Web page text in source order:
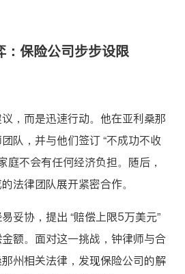
：保险公司步步设限
，而是迅速行动。他在亚利桑那
队，并与他们签订 “不成功不收
庭不会有任何经济负担。随后，
法律团队展开紧密合作。
妥协，提出 “赔偿上限5万美元”
额。面对这一挑战，钟律师与合
州相关法律，发现保险公司的解